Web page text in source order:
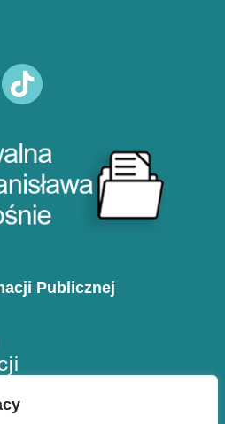
tiktok
Publicznej